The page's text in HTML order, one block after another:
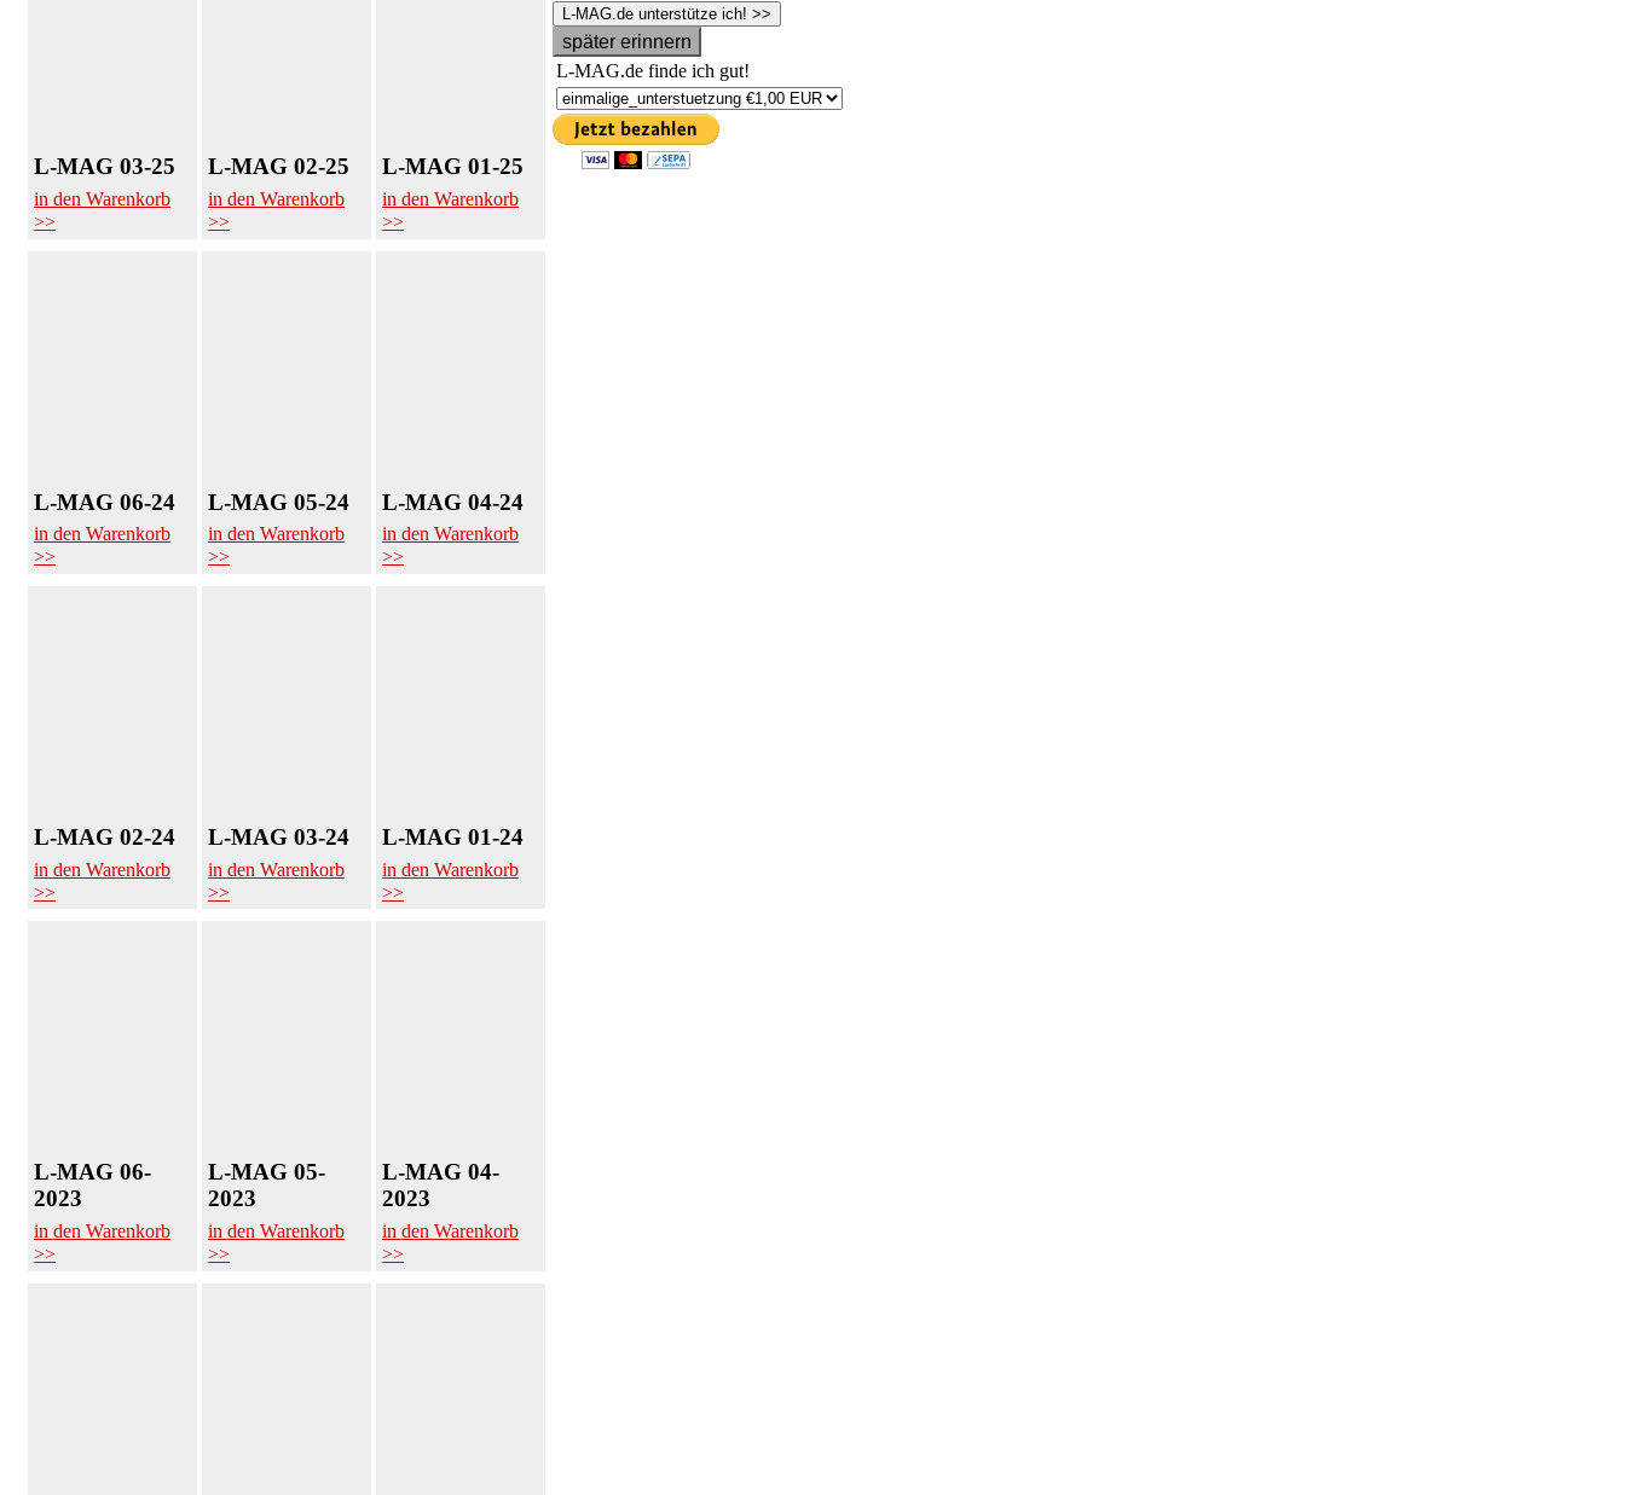
L-MAG 03-25
in den Warenkorb
>>
L-MAG 02-25
in den Warenkorb
>>
L-MAG 01-25
in den Warenkorb
>>
L-MAG 06-24
in den Warenkorb
>>
L-MAG 05-24
in den Warenkorb
>>
L-MAG 04-24
in den Warenkorb
>>
L-MAG 02-24
in den Warenkorb
>>
L-MAG 03-24
in den Warenkorb
>>
L-MAG 01-24
in den Warenkorb
>>
L-MAG 06-
2023
in den Warenkorb
>>
L-MAG 05-
2023
in den Warenkorb
>>
L-MAG 04-
2023
in den Warenkorb
>>
L-MAG.de unterstütze ich! >>
später erinnern
L-MAG.de finde ich gut!